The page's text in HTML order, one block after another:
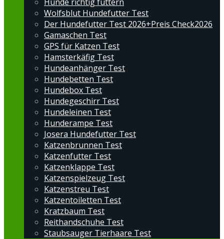
Wolfsblut Hundefutter Test
Der Hundefutter Test 2026+Preis Check2026
Gamaschen Test
GPS für Katzen Test
Hamsterkäfig Test
Hundeanhänger Test
Hundebetten Test
Hundebox Test
Hundegeschirr Test
Hundeleinen Test
Hunderampe Test
Josera Hundefutter Test
Katzenbrunnen Test
Katzenfutter Test
Katzenklappe Test
Katzenspielzeug Test
Katzenstreu Test
Katzentoiletten Test
Kratzbaum Test
Reithandschuhe Test
Staubsauger Tierhaare Test